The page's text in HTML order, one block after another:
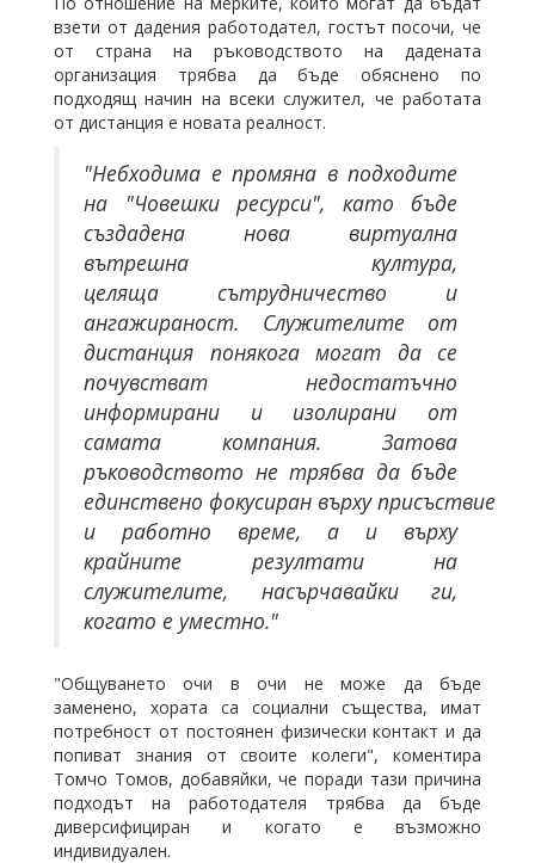
взети от дадения работодател, гостът посочи, че
от страна на ръководството на дадената
организация трябва да бъде обяснено по
подходящ начин на всеки служител, че работата
от дистанция е новата реалност.
"Небходима е промяна в подходите
на "Човешки ресурси", като бъде
създадена нова виртуална
вътрешна култура,
целяща сътрудничество и
ангажираност. Служителите от
дистанция понякога могат да се
почувстват недостатъчно
информирани и изолирани от
самата компания. Затова
ръководството не трябва да бъде
единствено фокусиран върху присъствие
и работно време, а и върху
крайните резултати на
служителите, насърчавайки ги,
когато е уместно."
"Общуването очи в очи не може да бъде
заменено, хората са социални същества, имат
потребност от постоянен физически контакт и да
попиват знания от своите колеги", коментира
Томчо Томов, добавяйки, че поради тази причина
подходът на работодателя трябва да бъде
диверсифициран и когато е възможно
индивидуален.